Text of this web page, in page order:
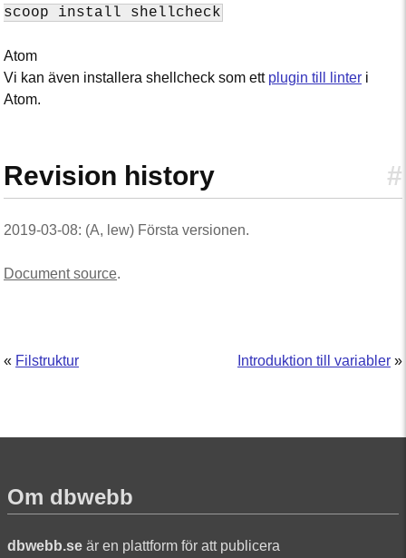
scoop install shellcheck
Atom
Vi kan även installera shellcheck som ett plugin till linter i
Atom.
#
Revision history
2019-03-08: (A, lew) Första versionen.
Document source.
Introduktion till variabler»
« Filstruktur
Om dbwebb
dbwebb.seär en plattform för att publicera